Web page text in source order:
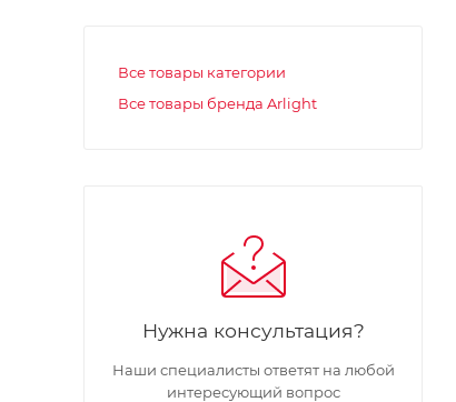
Все товары категории
Все товары бренда Arlight
Нужна консультация?
Наши специалисты ответят на любой
интересующий вопрос